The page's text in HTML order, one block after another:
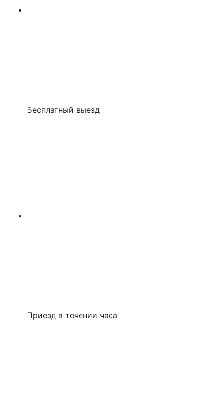
Бесплатный выезд
Приезд в течении часа